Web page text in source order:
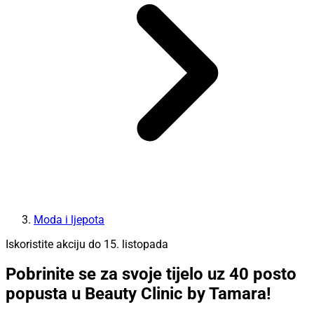
Moda i ljepota
Iskoristite akciju do 15. listopada
Pobrinite se za svoje tijelo uz 40 posto
popusta u Beauty Clinic by Tamara!